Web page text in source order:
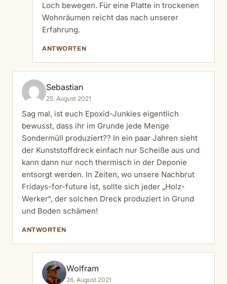
Loch bewegen. Für eine Platte in trockenen
Wohnräumen reicht das nach unserer
Erfahrung.
ANTWORTEN
Sebastian
25. August 2021
Sag mal, ist euch Epoxid-Junkies eigentlich
bewusst, dass ihr im Grunde jede Menge
Sondermüll produziert?? In ein paar Jahren sieht
der Kunststoffdreck einfach nur Scheiße aus und
kann dann nur noch thermisch in der Deponie
entsorgt werden. In Zeiten, wo unsere Nachbrut
Fridays-for-future ist, sollte sich jeder „Holz-
Werker“, der solchen Dreck produziert in Grund
und Boden schämen!
ANTWORTEN
Wolfram
26. August 2021